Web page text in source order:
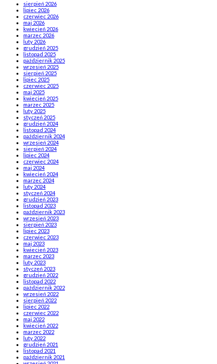
sierpień 2026
lipiec 2026
czerwiec 2026
maj 2026
kwiecień 2026
marzec 2026
luty 2026
grudzień 2025
listopad 2025
październik 2025
wrzesień 2025
sierpień 2025
lipiec 2025
czerwiec 2025
maj 2025
kwiecień 2025
marzec 2025
luty 2025
styczeń 2025
grudzień 2024
listopad 2024
październik 2024
wrzesień 2024
sierpień 2024
lipiec 2024
czerwiec 2024
maj 2024
kwiecień 2024
marzec 2024
luty 2024
styczeń 2024
grudzień 2023
listopad 2023
październik 2023
wrzesień 2023
sierpień 2023
lipiec 2023
czerwiec 2023
maj 2023
kwiecień 2023
marzec 2023
luty 2023
styczeń 2023
grudzień 2022
listopad 2022
październik 2022
wrzesień 2022
sierpień 2022
lipiec 2022
czerwiec 2022
maj 2022
kwiecień 2022
marzec 2022
luty 2022
grudzień 2021
listopad 2021
październik 2021